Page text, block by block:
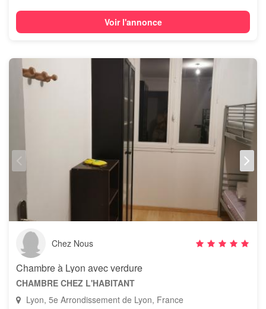
Voir l'annonce
Chez Nous
Chambre à Lyon avec verdure
CHAMBRE CHEZ L'HABITANT
Lyon, 5e Arrondissement de Lyon, France